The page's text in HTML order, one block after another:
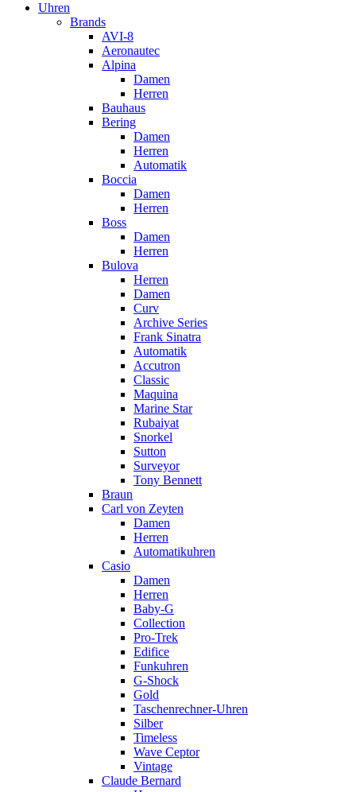
Uhren
Brands
AVI-8
Aeronautec
Alpina
Damen
Herren
Bauhaus
Bering
Damen
Herren
Automatik
Boccia
Damen
Herren
Boss
Damen
Herren
Bulova
Herren
Damen
Curv
Archive Series
Frank Sinatra
Automatik
Accutron
Classic
Maquina
Marine Star
Rubaiyat
Snorkel
Sutton
Surveyor
Tony Bennett
Braun
Carl von Zeyten
Damen
Herren
Automatikuhren
Casio
Damen
Herren
Baby-G
Collection
Pro-Trek
Edifice
Funkuhren
G-Shock
Gold
Taschenrechner-Uhren
Silber
Timeless
Wave Ceptor
Vintage
Claude Bernard